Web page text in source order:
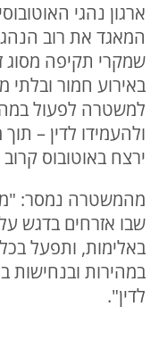
ארגון נהגי
המאגד את רוב
שמקרי תקיפה מסוג
באירוע חמור
למשטרה לפעול
ולהעמידו לדין –
ירצח באוטובוס
מהמשטרה נמסר:
שבו אזרחים בדגש
באלימות, ותפעל
במהירות ובנחישות
לדין".